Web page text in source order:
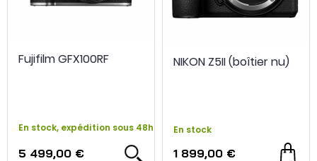
Fujifilm GFX100RF
En stock, expédition sous 48h
5 499,00 €
NIKON Z5II (boîtier nu)
En stock
1 899,00 €